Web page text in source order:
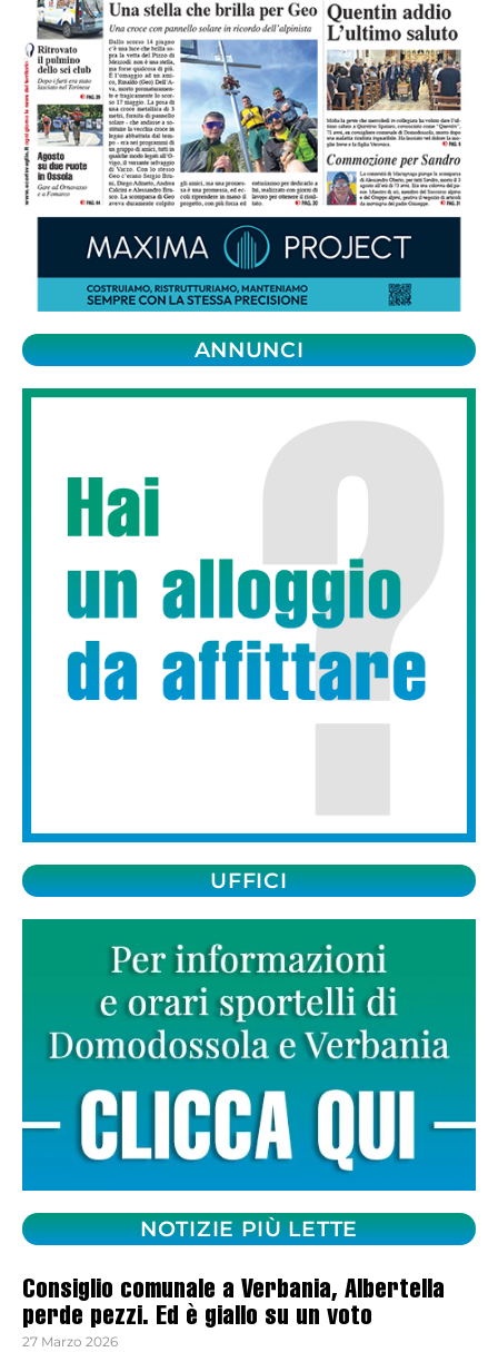
ANNUNCI
UFFICI
NOTIZIE PIÙ LETTE
Consiglio comunale a Verbania, Albertella
perde pezzi. Ed è giallo su un voto
27 Marzo 2026